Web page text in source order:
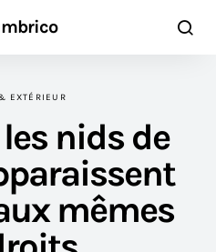
EXTÉRIEUR
nids de
mêmes